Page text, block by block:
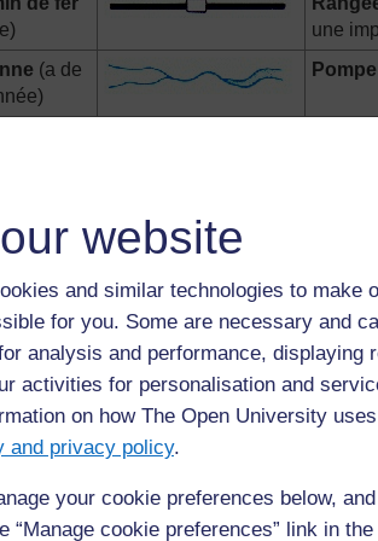
website
and similar technologies to make
for you. Some are necessary and
analysis and performance, displaying
activities for personalisation and
on how The Open University
and privacy policy.
your cookie preferences below,
“Manage cookie preferences” link in
une
(a de
Limite:
Limite:
ferme
Limite: